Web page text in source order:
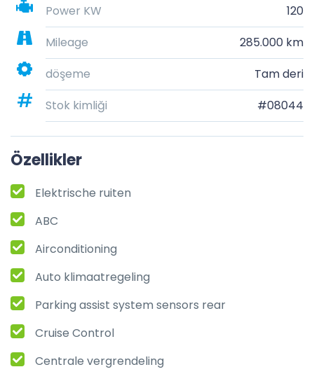
Power KW
120
Mileage
285.000 km
döşeme
Tam deri
Stok kimliği
#08044
Özellikler
Elektrische ruiten
ABC
Airconditioning
Auto klimaatregeling
Parking assist system sensors rear
Cruise Control
Centrale vergrendeling